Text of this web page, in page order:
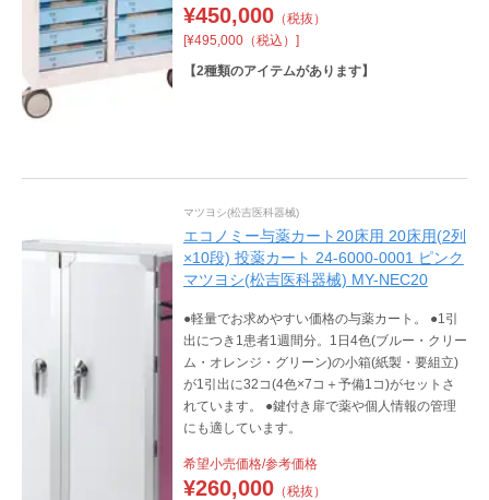
¥450,000（税抜）
[¥495,000（税込）]
【2種類のアイテムがあります】
マツヨシ(松吉医科器械)
エコノミー与薬カート20床用 20床用(2列
×10段) 投薬カート 24-6000-0001 ピンク
マツヨシ(松吉医科器械) MY-NEC20
●軽量でお求めやすい価格の与薬カート。 ●1引
出につき1患者1週間分。1日4色(ブルー・クリー
ム・オレンジ・グリーン)の小箱(紙製・要組立)
が1引出に32コ(4色×7コ＋予備1コ)がセットさ
れています。 ●鍵付き扉で薬や個人情報の管理
にも適しています。
希望小売価格/参考価格
¥260,000（税抜）